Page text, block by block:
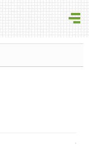
5